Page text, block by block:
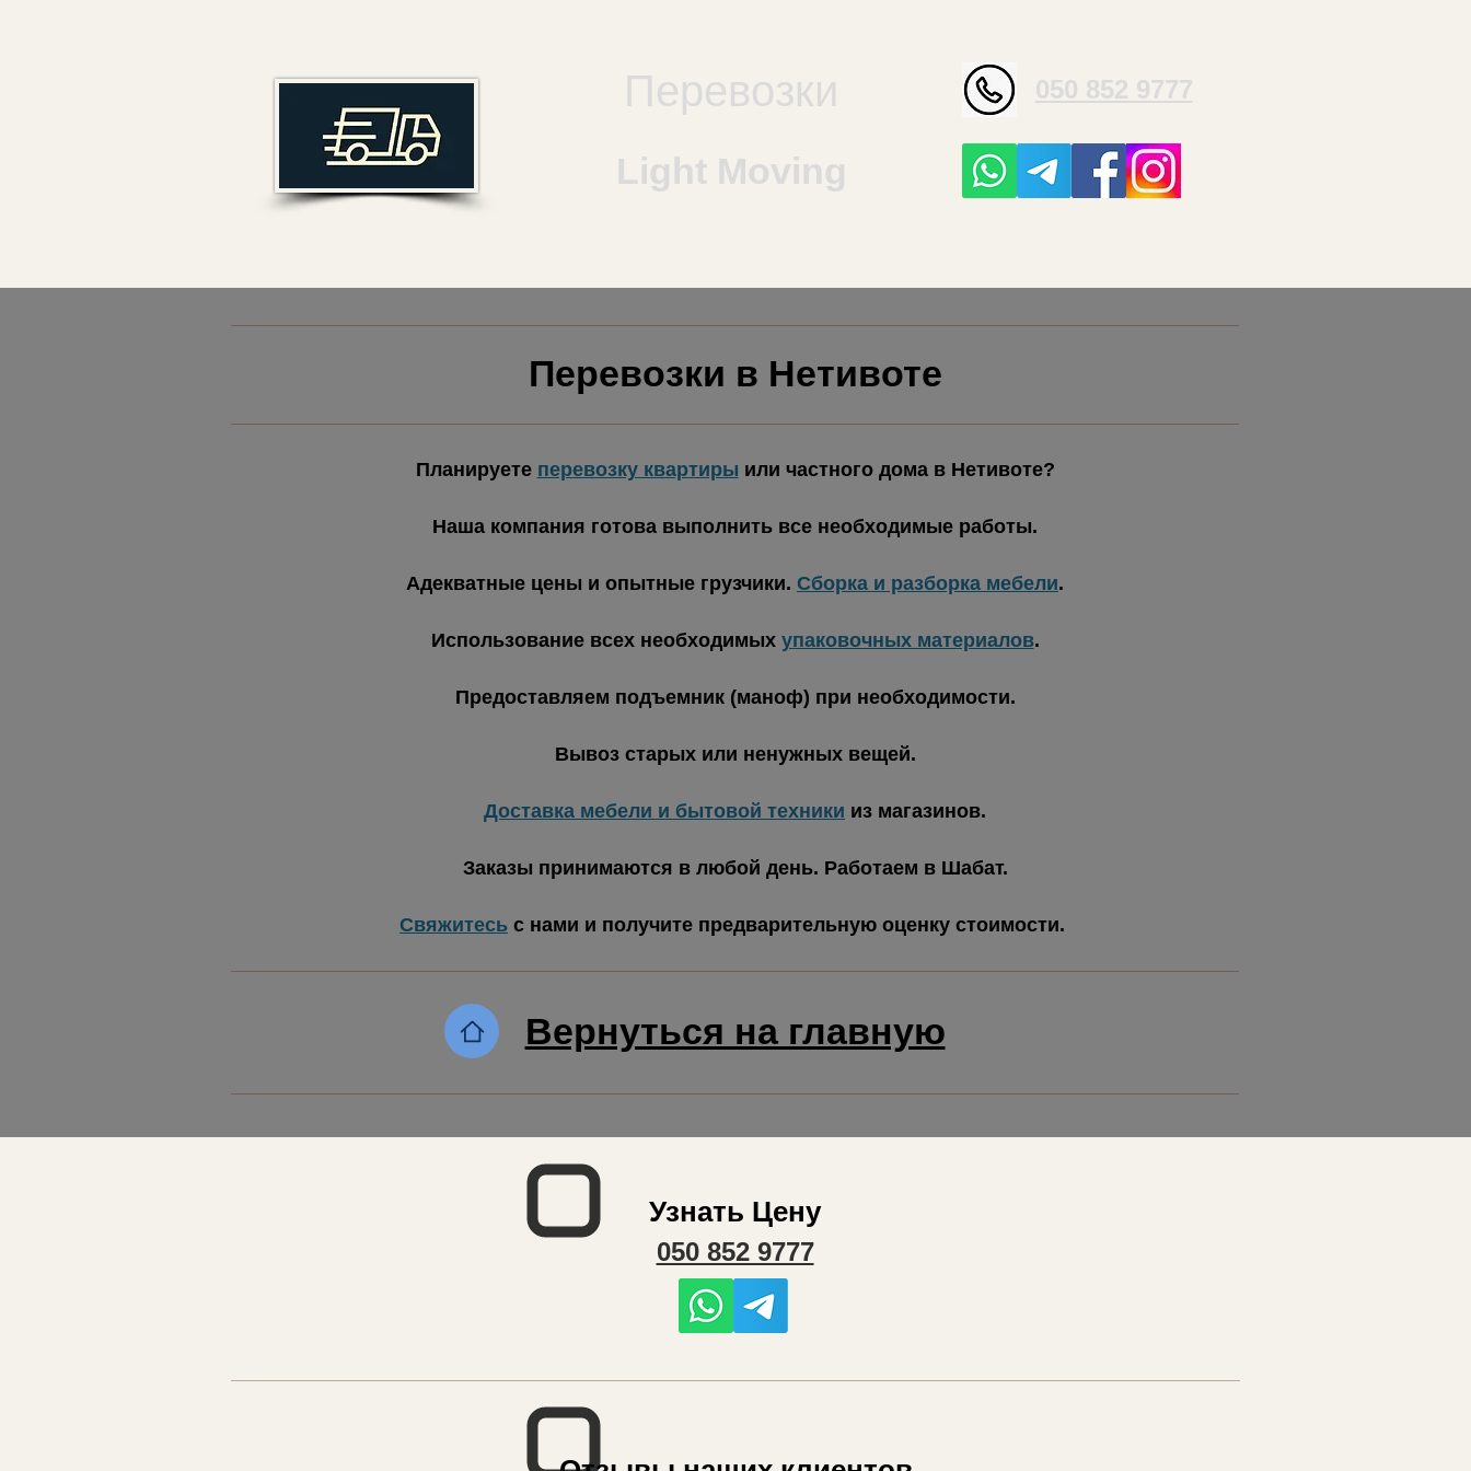
Перевозки 050 852 9777
Light Moving
Перевозки в Нетивоте
Планируете перевозку квартиры или частного дома в Нетивоте?
Наша компания готова выполнить все необходимые работы.
Адекватные цены и опытные грузчики. Сборка и разборка мебели.
Использование всех необходимых упаковочных материалов.
Предоставляем подъемник (маноф) при необходимости.
Вывоз старых или ненужных вещей.
Доставка мебели и бытовой техники из магазинов.
Заказы принимаются в любой день. Работаем в Шабат.
Свяжитесь с нами и получите предварительную оценку стоимости.
Вернуться на главную
Узнать Цену
050 852 9777